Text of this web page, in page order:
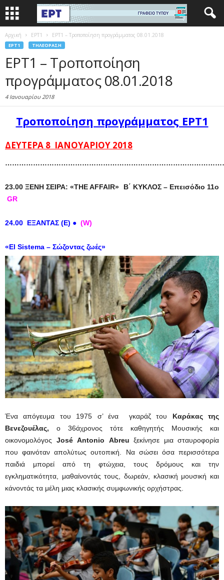
Αρχική EΡΤ1 ΕΡΤ1 – Τροποποίηση προγράμματος 08.01.2018
EΡΤ1 ΤΗΛΕΌΡΑΣΗ
ΕΡΤ1 – Τροποποίηση
προγράμματος 08.01.2018
4 Ιανουαρίου 2018
Τροποποίηση προγράμματος ΕΡΤ1
ΔΕΥΤΕΡΑ 8 ΙΑΝΟΥΑΡΙΟΥ 2018
23.00 ΞΕΝΗ ΣΕΙΡΑ: «THE AFFAIR» Β΄ ΚΥΚΛΟΣ – Επεισόδιο 11ο
GR
24.00 ΕΞΑΝΤΑΣ (Ε) ● (W)
«El Sistema – Σώζοντας ζωές»
Ένα απόγευμα του 1975 σ’ ένα γκαράζ του Καράκας της
Βενεζουέλας, ο 36άχρονος τότε καθηγητής Μουσικής και
οικονομολόγος José Antonio Abreu ξεκίνησε μια σταυροφορία
που φαινόταν απολύτως ουτοπική. Να σώσει όσα περισσότερα
παιδιά μπορεί από τη φτώχεια, τους δρόμους και την
εγκληματικότητα, μαθαίνοντάς τους, δωρεάν, κλασική μουσική και
κάνοντάς τα μέλη μιας κλασικής συμφωνικής ορχήστρας.